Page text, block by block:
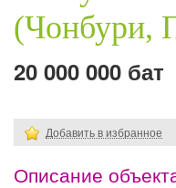
(Чонбури,
20 000 000 бат
Добавить в избранное
Описание